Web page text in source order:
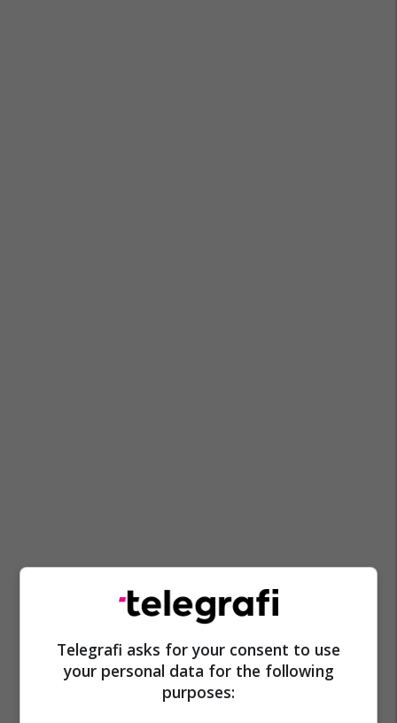
Telegrafi asks for your consent to use
your personal data for the following
purposes: